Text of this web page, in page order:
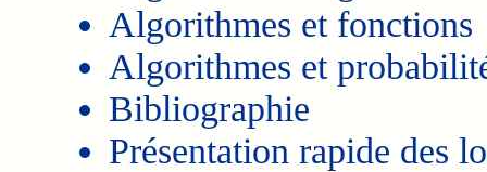
Algorithmes et fonctions
Algorithmes et
Bibliographie
Présentation rapide des